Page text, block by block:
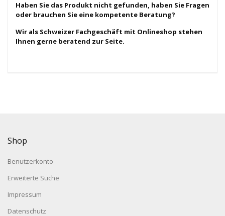
Haben Sie das Produkt nicht gefunden, haben Sie Fragen
oder brauchen Sie eine kompetente Beratung?
Wir als Schweizer Fachgeschäft mit Onlineshop stehen
Ihnen gerne beratend zur Seite.
Shop
Benutzerkonto
Erweiterte Suche
Impressum
Datenschutz